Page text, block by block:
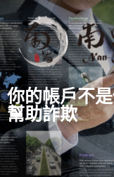
你的帳戶不
幫助詐欺